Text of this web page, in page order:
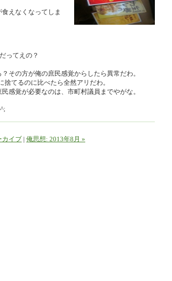
えなくなってしま
ってえの？
その方が俺の庶民感覚からしたら異常だわ。
てるのに比べたら全然アリだわ。
感覚が必要なのは、市町村議員までやがな。
カイブ | 俺思想: 2013年8月 »